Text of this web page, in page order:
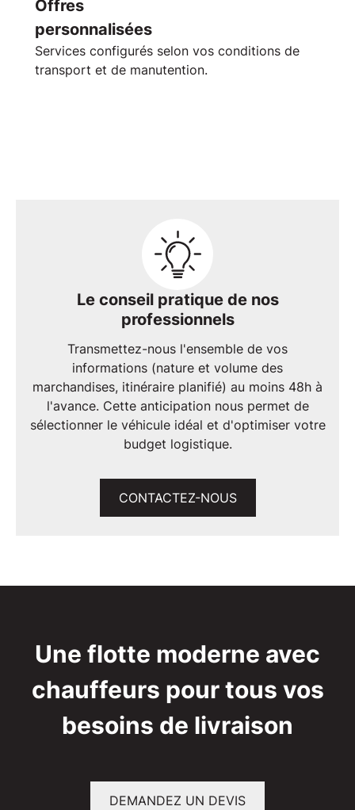
Offres
personnalisées
Services configurés selon vos conditions de
transport et de manutention.
Le conseil pratique de nos
professionnels
Transmettez-nous l'ensemble de vos
informations (nature et volume des
marchandises, itinéraire planifié) au moins 48h à
l'avance. Cette anticipation nous permet de
sélectionner le véhicule idéal et d'optimiser votre
budget logistique.
CONTACTEZ-NOUS
Une flotte moderne avec
chauffeurs pour tous vos
besoins de livraison
DEMANDEZ UN DEVIS